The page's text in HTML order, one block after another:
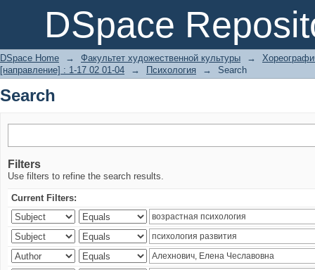
DSpace
Search
DSpace Home → Факультет художественной культуры →
[направление] : 1-17 02 01-04
→ Психология → Search
Search
Filters
Use filters to refine the search results.
Current Filters: